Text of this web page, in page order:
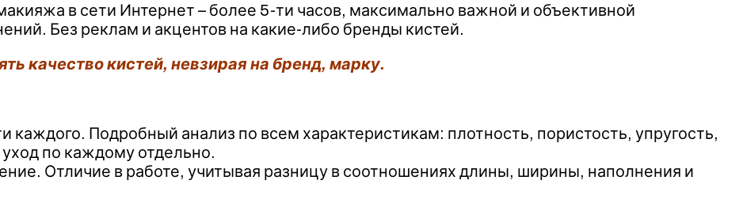
в сети Интернет – более 5-ти часов, максимально важной и объективной
Без реклам и акцентов на какие-либо бренды кистей.
качество кистей, невзирая на бренд, марку.
каждого. Подробный анализ по всем характеристикам: плотность, пористость, упругость,
по каждому отдельно.
Отличие в работе, учитывая разницу в соотношениях длины, ширины, наполнения и